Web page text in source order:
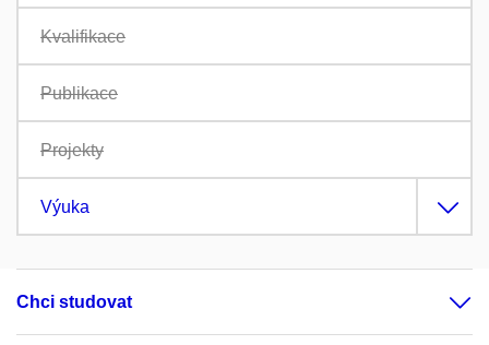
Kvalifikace
Publikace
Projekty
Výuka
Chci studovat